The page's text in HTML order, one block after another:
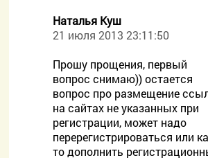
Наталья Куш
21 июля 2013 23:11:50
Прошу прощения, первый
вопрос снимаю)) остается
вопрос про размещение
на сайтах не указанных при
регистрации, может надо
перерегистрироваться или
то дополнить